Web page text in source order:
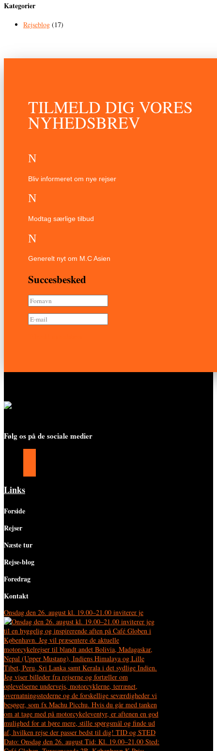
Kategorier
Rejseblog (17)
TILMELD DIG VORES
NYHEDSBREV
N
Bliv informeret om nye rejser
N
Modtag særlige tilbud
N
Generelt nyt om M.C Asien
Succesbesked
Følg os på de sociale medier
Links
Forside
Rejser
Næste tur
Rejse-blog
Foredrag
Kontakt
Onsdag den 26. august kl. 19.00–21.00 inviterer je